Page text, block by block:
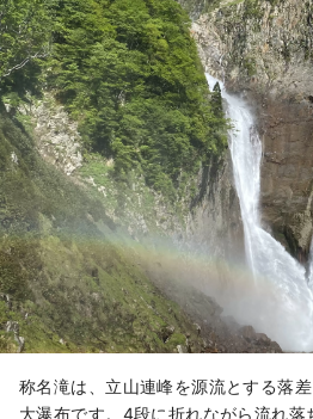
称名滝は、立山連峰を源流とする落
大瀑布です。4段に折れながら流れ